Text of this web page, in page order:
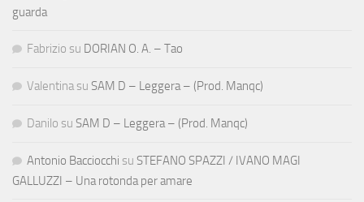
guarda
Fabrizio su DORIAN O. A. – Tao
Valentina su SAM D – Leggera – (Prod. Manqc)
Danilo su SAM D – Leggera – (Prod. Manqc)
Antonio Bacciocchi su STEFANO SPAZZI / IVANO MAGI
GALLUZZI – Una rotonda per amare